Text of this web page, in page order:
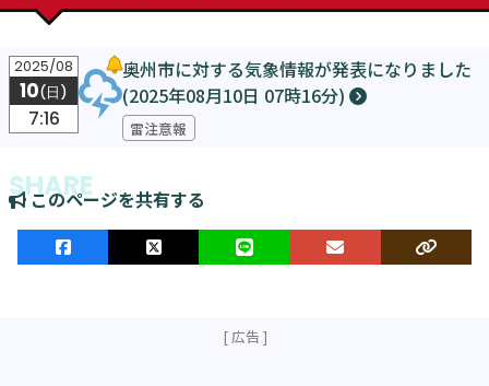
2025/08
10(日)
7:16
奥州市に対する気象情報が発表になりました
(2025年08月10日 07時16分)
雷注意報
このページを共有する